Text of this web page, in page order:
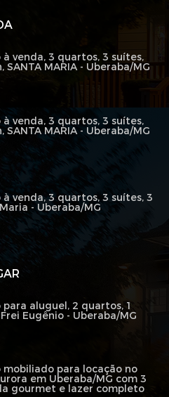
aluguel, 2 quartos, 1
Eugênio - Uberaba/MG
para locação no
em Uberaba/MG com 3
gourmet e lazer completo
venda, 3 quartos, 3 suítes,
SANTA MARIA - Uberaba/MG
venda, 3 quartos, 3 suítes,
SANTA MARIA - Uberaba/MG
venda, 3 quartos, 3 suítes, 3
- Uberaba/MG